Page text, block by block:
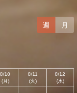
週 月
8/10
(月)
8/11
(火)
8/12
(水)